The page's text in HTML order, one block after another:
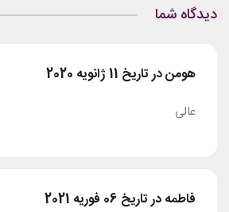
دیدگاه شما
هومن در تاریخ 11 ژانویه 2020
عالی
فاطمه در تاریخ 06 فوریه 2021